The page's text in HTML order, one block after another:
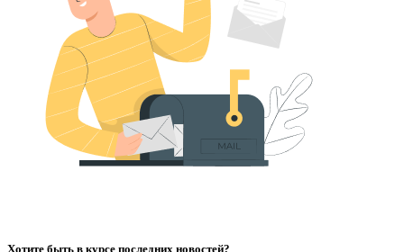
Хотите быть в курсе последних новостей?